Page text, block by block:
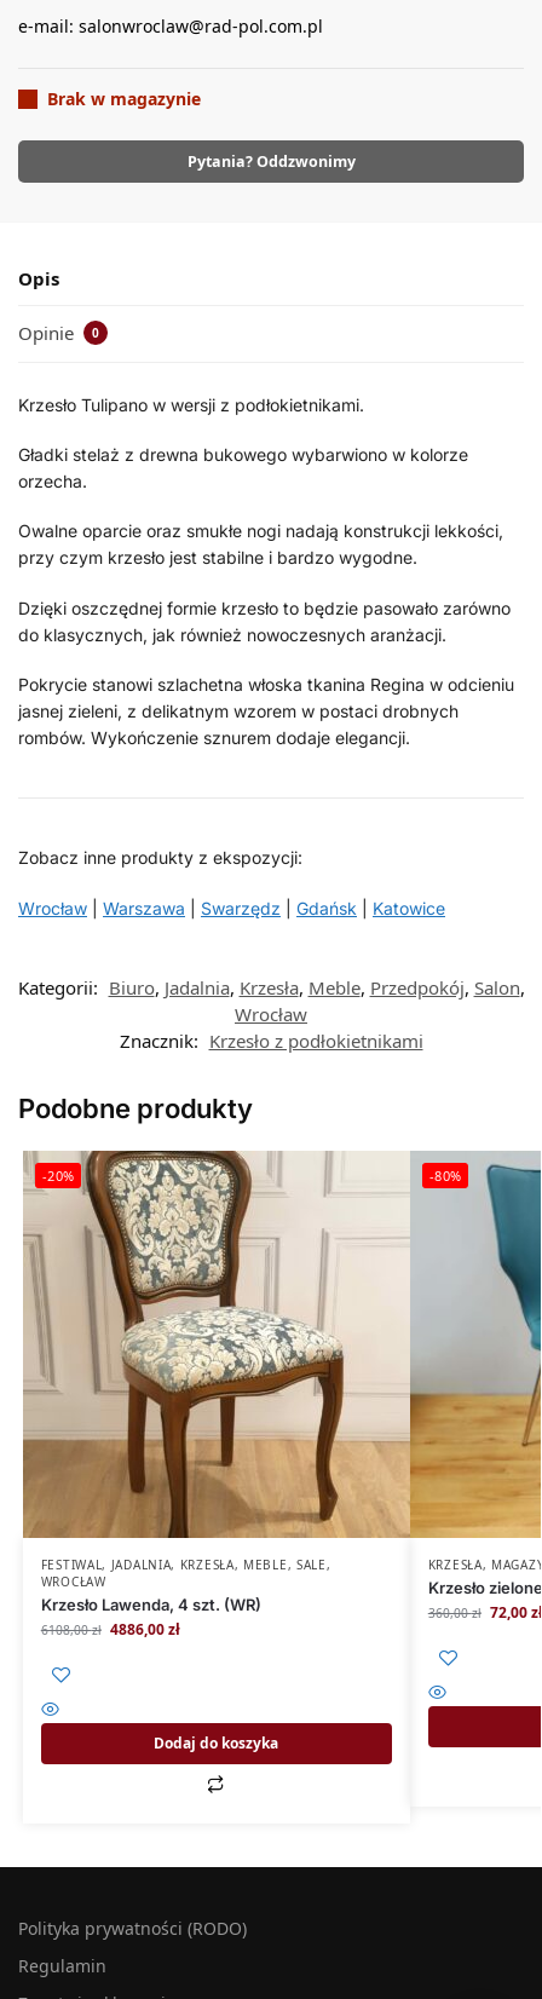
e-mail: salonwroclaw@rad-pol.com.pl
Brak w magazynie
Pytania? Oddzwonimy
Opis
Opinie 0
Krzesło Tulipano w wersji z podłokietnikami.
Gładki stelaż z drewna bukowego wybarwiono w kolorze
orzecha.
Owalne oparcie oraz smukłe nogi nadają konstrukcji lekkości,
przy czym krzesło jest stabilne i bardzo wygodne.
Dzięki oszczędnej formie krzesło to będzie pasowało zarówno
do klasycznych, jak również nowoczesnych aranżacji.
Pokrycie stanowi szlachetna włoska tkanina Regina w odcieniu
jasnej zieleni, z delikatnym wzorem w postaci drobnych
rombów. Wykończenie sznurem dodaje elegancji.
Zobacz inne produkty z ekspozycji:
Wrocław Warszawa Swarzędz Gdańsk Katowice
Kategorii: Biuro, Jadalnia, Krzesła, Meble, Przedpokój, Salon,
Wrocław
Znacznik: Krzesło z podłokietnikami
Podobne produkty
-20%
FESTIWAL, JADALNIA, KRZESŁA, MEBLE, SALE,
WROCŁAW
Krzesło Lawenda, 4 szt. (WR)
6108,00zł 4886,00zł
Dodaj do koszyka
-80%
KRZESŁA,
Krzesło
360,00zł 72,00zł
Polityka prywatności (RODO)
Regulamin